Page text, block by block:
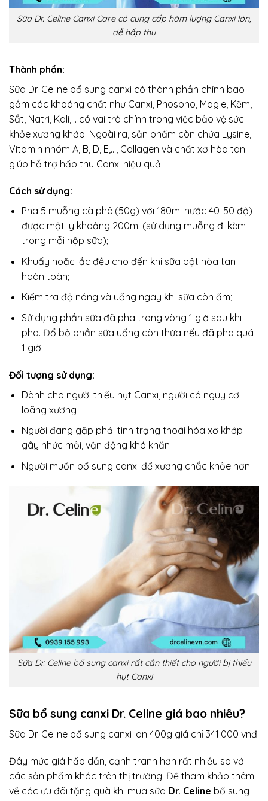
Sữa Dr. Celine Canxi Care có cung cấp hàm lượng Canxi lớn,
dễ hấp thụ
Thành phần:
Sữa Dr. Celine bổ sung canxi có thành phần chính bao
gồm các khoáng chất như Canxi, Phospho, Magie, Kẽm,
Sắt, Natri, Kali,… có vai trò chính trong việc bảo vệ sức
khỏe xương khớp. Ngoài ra, sản phẩm còn chứa Lysine,
Vitamin nhóm A, B, D, E,…, Collagen và chất xơ hòa tan
giúp hỗ trợ hấp thu Canxi hiệu quả.
Cách sử dụng:
Pha 5 muỗng cà phê (50g) với 180ml nước 40-50 độ)
được một ly khoảng 200ml (sử dụng muỗng đi kèm
trong mỗi hộp sữa);
Khuấy hoặc lắc đều cho đến khi sữa bột hòa tan
hoàn toàn;
Kiểm tra độ nóng và uống ngay khi sữa còn ấm;
Sử dụng phần sữa đã pha trong vòng 1 giờ sau khi
pha. Đổ bỏ phần sữa uống còn thừa nếu đã pha quá
1 giờ.
Đối tượng sử dụng:
Dành cho người thiếu hụt Canxi, người có nguy cơ
loãng xương
Người đang gặp phải tình trạng thoái hóa xơ khớp
gây nhức mỏi, vận động khó khăn
Người muốn bổ sung canxi để xương chắc khỏe hơn
Sữa Dr. Celine bổ sung canxi rất cần thiết cho người bị thiếu
hụt Canxi
Sữa bổ sung canxi Dr. Celine giá bao nhiêu?
Sữa Dr. Celine bổ sung canxi lon 400g giá chỉ 341.000 vnđ
Đây mức giá hấp dẫn, cạnh tranh hơn rất nhiều so với
các sản phẩm khác trên thị trường. Để tham khảo thêm
về các ưu đãi tặng quà khi mua sữa Dr. Celine bổ sung